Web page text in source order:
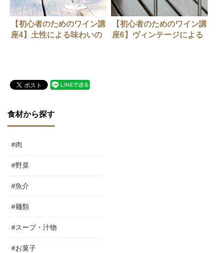
【初心者のためのワイン講
座4】土性による味わいの
【初心者のためのワイン講
座6】ヴィンテージによる
食材から探す
#肉
#野菜
#魚介
#麺類
#スープ・汁物
#お菓子